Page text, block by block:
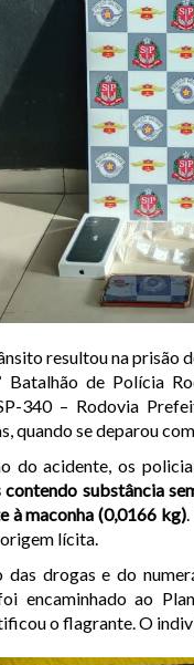
resultou na prisão
de Polícia
340 – Rodovia
quando se deparou
do acidente, os
substância
à maconha (0,0166 kg)
lícita.
das drogas e do
encaminhado ao
o flagrante. O